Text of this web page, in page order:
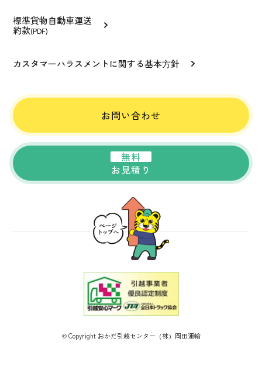
標準貨物自動車運送
約款(PDF)
カスタマーハラスメントに関する基本⽅針
お問い合わせ
無料
お見積り
© Copyright おかだ引越センター（株）岡田運輸